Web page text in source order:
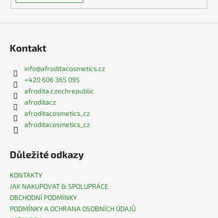
Kontakt
info@afroditacosmetics.cz
+420 606 365 095
afrodita.czechrepublic
afroditacz
afroditacosmetics_cz
afroditacosmetics_cz
Důležité odkazy
KONTAKTY
JAK NAKUPOVAT & SPOLUPRÁCE
OBCHODNÍ PODMÍNKY
PODMÍNKY A OCHRANA OSOBNÍCH ÚDAJŮ